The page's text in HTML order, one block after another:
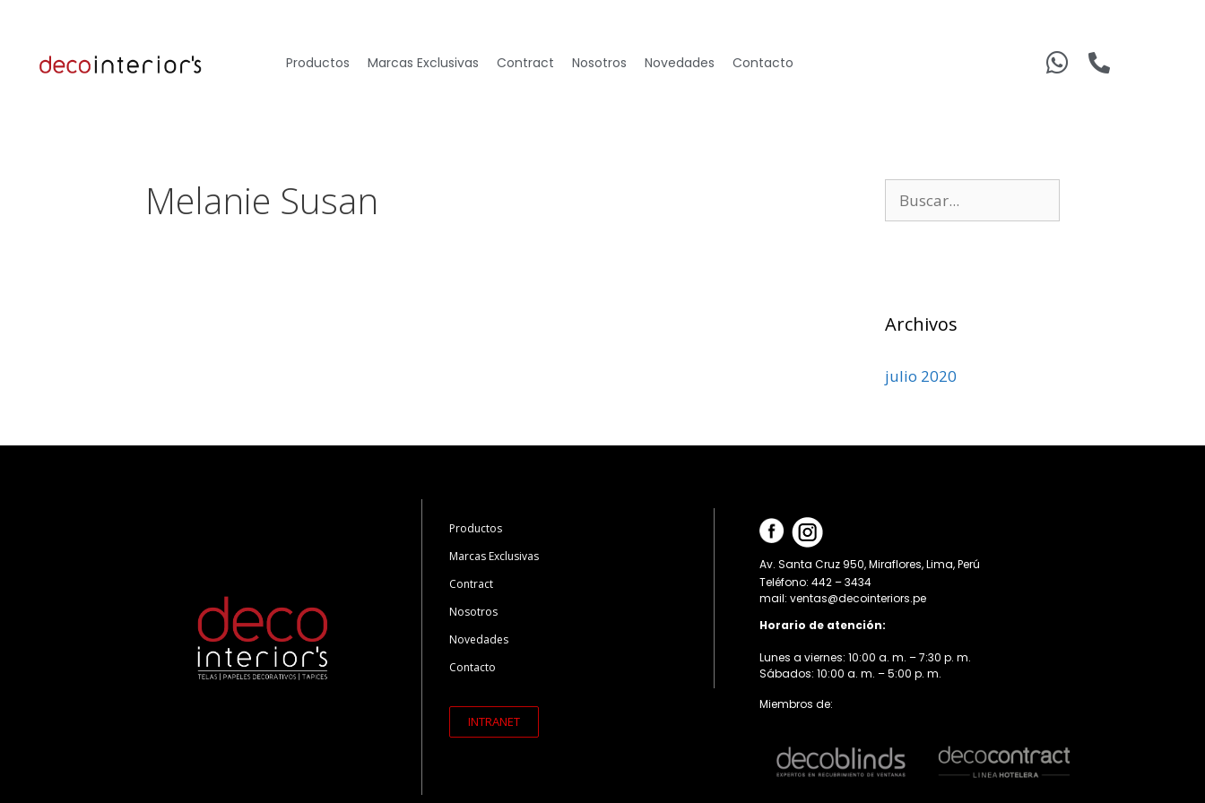
Productos Marcas Exclusivas Contract Nosotros Novedades Contacto
Melanie Susan
Archivos
julio 2020
Productos
Marcas Exclusivas
Contract
Nosotros
Novedades
Contacto
INTRANET
Av. Santa Cruz 950, Miraflores, Lima, Perú
Teléfono: 442 – 3434
mail: ventas@decointeriors.pe
Horario de atención:
Lunes a viernes: 10:00 a. m. – 7:30 p. m.
Sábados: 10:00 a. m. – 5:00 p. m.
Miembros de: